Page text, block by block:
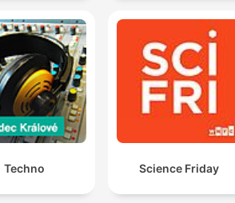
Techno Science Friday